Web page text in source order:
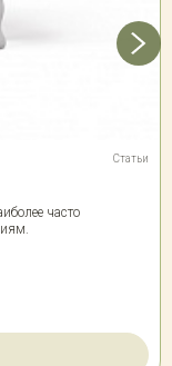
Статьи
часто